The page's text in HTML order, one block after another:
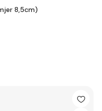
8,5cm)